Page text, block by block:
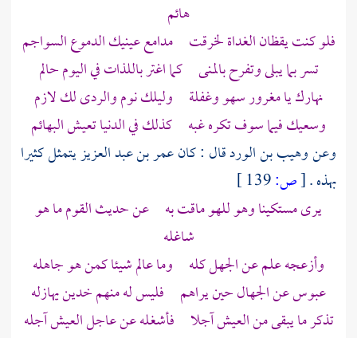
هائم
فلو كنت يقظان الغداة لخرقت مدامع عينيك الدموع السواجم
تسر بما يبلى وتفرح بالمنى كما اغتر باللذات في اليوم حالم
نهارك يا مغرور سهو وغفلة وليلك نوم والردى لك لازم
وسعيك فيما سوف تكره غبه كذلك في الدنيا تعيش البهائم
وعنوهيب بن الوردقال : كانعمر بن عبد العزيزيتمثل كثيرا
بهذه .[ص:
يرى مستكينا وهو للهو ماقت به عن حديث القوم ما هو
شاغله
وأزعجه علم عن الجهل كله وما عالم شيئا كمن هو جاهله
عبوس عن الجهال حين يراهم فليس له منهم خدين يهازله
تذكر ما يبقى من العيش آجلا فأشغله عن عاجل العيش آجله